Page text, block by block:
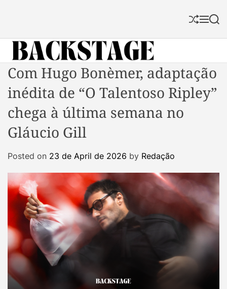
S
f
l
e
M S
c
h
B
a
c
s
t
g
M
a
g
Com Hugo Bonèmer, adaptação
inédita de “O Talentoso Ripley”
chega à última semana no
Gláucio Gill
Posted on 23 de April de 2026 by Redação